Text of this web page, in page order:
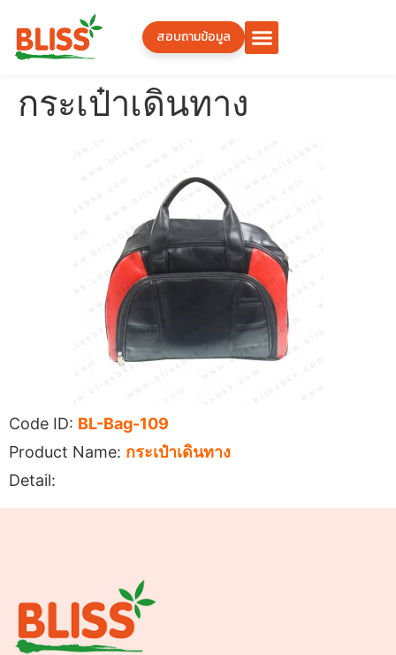
สอบถามข้อมูล
กระเป๋าเดินทาง
Code ID: BL-Bag-109
Product Name: กระเป๋าเดินทาง
Detail: